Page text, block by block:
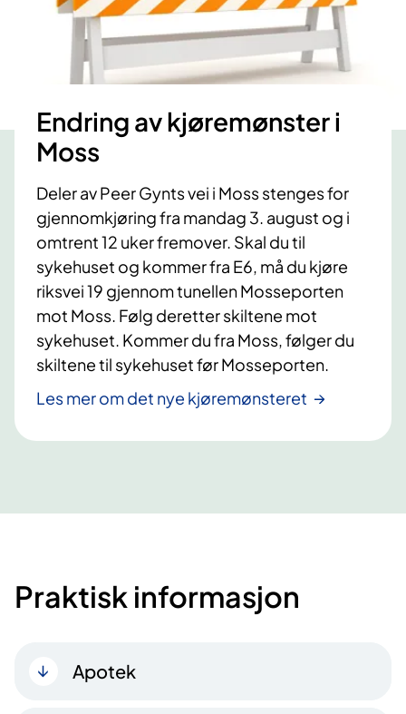
Endring av kjøremønster i
Moss
Deler av Peer Gynts vei i Moss stenges for
gjennomkjøring fra mandag 3. august og i
omtrent 12 uker fremover. Skal du til
sykehuset og kommer fra E6, må du kjøre
riksvei 19 gjennom tunellen Mosseporten
mot Moss. Følg deretter skiltene mot
sykehuset. Kommer du fra Moss, følger du
skiltene til sykehuset før Mosseporten.
Les mer om det nye kjøremønsteret
Praktisk informasjon
Apotek